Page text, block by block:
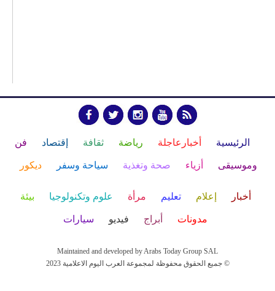
الرئيسية أخبارعاجلة رياضة ثقافة إقتصاد فن
وموسيقى أزياء صحة وتغذية سياحة وسفر ديكور
أخبار إعلام تعليم مرأة علوم وتكنولوجيا بيئة
مدونات أبراج فيديو سيارات
Maintained and developed by Arabs Today Group SAL
جميع الحقوق محفوظة لمجموعة العرب اليوم الاعلامية 2023 ©